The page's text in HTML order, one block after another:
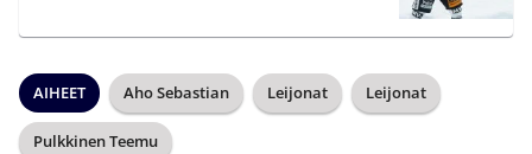
AIHEET Aho Sebastian Leijonat Leijonat
Pulkkinen Teemu